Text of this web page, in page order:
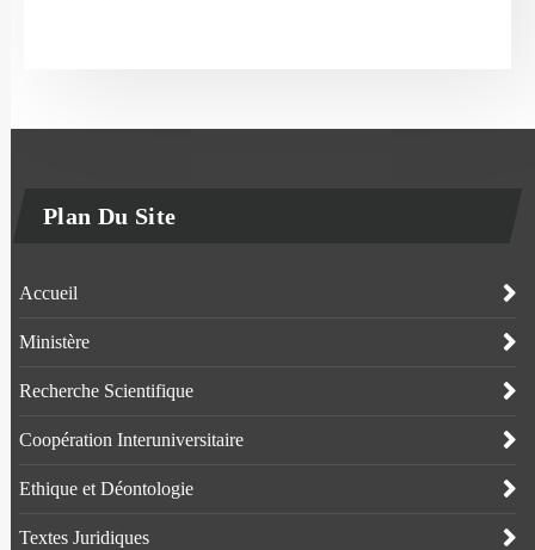
Plan Du Site
Accueil
Ministère
Recherche Scientifique
Coopération Interuniversitaire
Ethique et Déontologie
Textes Juridiques